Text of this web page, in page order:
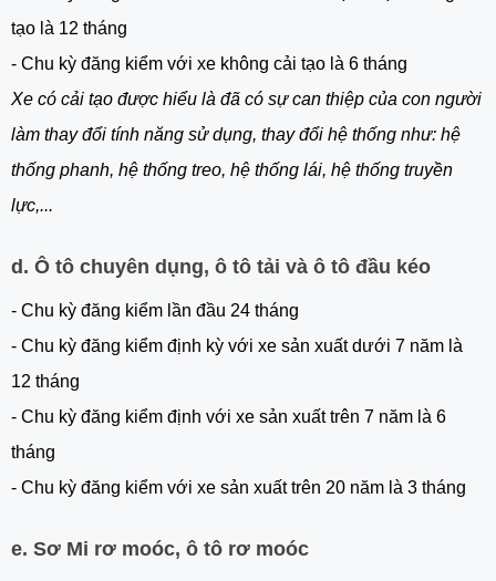
tạo là 12 tháng
- Chu kỳ đăng kiểm với xe không cải tạo là 6 tháng
Xe có cải tạo được hiểu là đã có sự can thiệp của con người
làm thay đổi tính năng sử dụng, thay đổi hệ thống như: hệ
thống phanh, hệ thống treo, hệ thống lái, hệ thống truyền
lực,...
d. Ô tô chuyên dụng, ô tô tải và ô tô đầu kéo
- Chu kỳ đăng kiểm lần đầu 24 tháng
- Chu kỳ đăng kiểm định kỳ với xe sản xuất dưới 7 năm là
12 tháng
- Chu kỳ đăng kiểm định với xe sản xuất trên 7 năm là 6
tháng
- Chu kỳ đăng kiểm với xe sản xuất trên 20 năm là 3 tháng
e. Sơ Mi rơ moóc, ô tô rơ moóc